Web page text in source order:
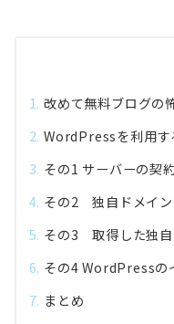
改めて無料ブログの
WordPressを利用す
その1 サーバーの契
その2 独自ドメイ
その3 取得した独自
その4 WordPressの
まとめ